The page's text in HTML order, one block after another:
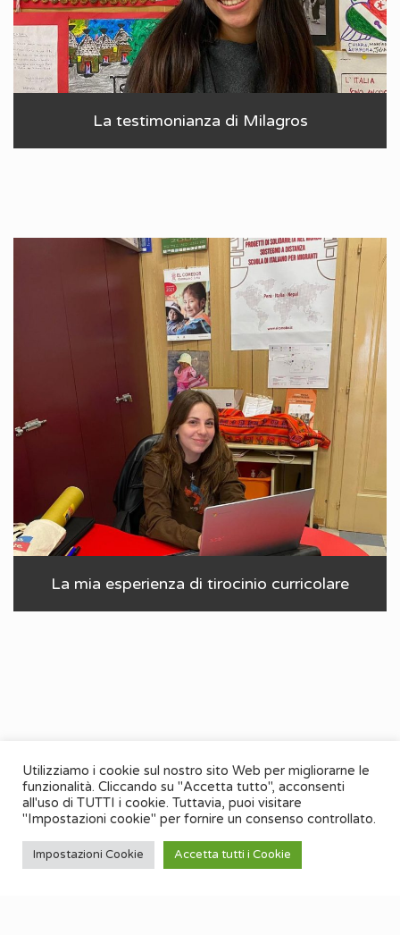
La testimonianza di Milagros
La mia esperienza di tirocinio curricolare
Utilizziamo i cookie sul nostro sito Web per migliorarne le
funzionalità. Cliccando su "Accetta tutto", acconsenti
all'uso di TUTTI i cookie. Tuttavia, puoi visitare
"Impostazioni cookie" per fornire un consenso controllato.
Impostazioni Cookie Accetta tutti i Cookie